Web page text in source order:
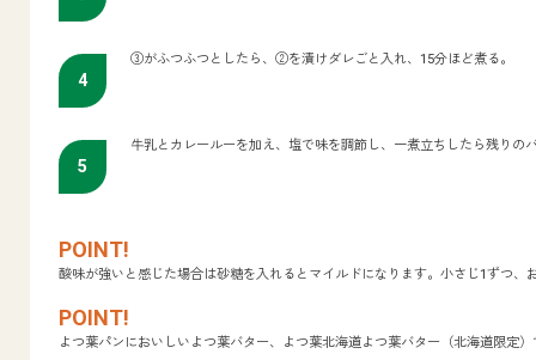
③がふつふつとしたら、②を漬けダレごと入れ、15分ほど煮る。
牛乳とカレールーを加え、塩で味を調節し、一煮立ちしたら残りの
酸味が強いと感じた場合は砂糖を入れるとマイルドになります。小さじ1ずつ、
よつ葉パンにおいしいよつ葉バター、よつ葉北海道よつ葉バター（北海道限定